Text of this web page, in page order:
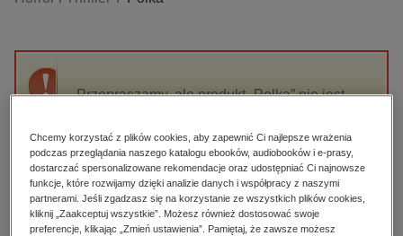
Zobacz wszystkie E-prasa
budownictwo, aranżacja wnętrz
darmowe wydania
edukacja
hobby, sport, rozrywka
komputery, internet, technologie, informatyka
Przepraszamy, ale produkt „Polka” nie jest
High-contrast mode
Polecane
Chcemy korzystać z plików cookies, aby zapewnić Ci najlepsze wrażenia
podczas przeglądania naszego katalogu ebooków, audiobooków i e-prasy,
dostarczać spersonalizowane rekomendacje oraz udostępniać Ci najnowsze
funkcje, które rozwijamy dzięki analizie danych i współpracy z naszymi
partnerami. Jeśli zgadzasz się na korzystanie ze wszystkich plików cookies,
kliknij „Zaakceptuj wszystkie”. Możesz również dostosować swoje
preferencje, klikając „Zmień ustawienia”. Pamiętaj, że zawsze możesz